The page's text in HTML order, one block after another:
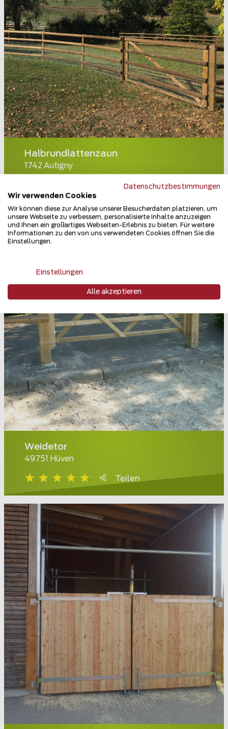
Halbrundlattenzaun
1742 Autigny
Teilen
Weidetor
49751 Hüven
Teilen
Datenschutzbestimmungen
Wir verwenden Cookies
Wir können diese zur Analyse unserer Besucherdaten platzieren, um
unsere Webseite zu verbessern, personalisierte Inhalte anzuzeigen
und Ihnen ein großartiges Webseiten-Erlebnis zu bieten. Für weitere
Informationen zu den von uns verwendeten Cookies öffnen Sie die
Einstellungen.
Einstellungen
Alle akzeptieren